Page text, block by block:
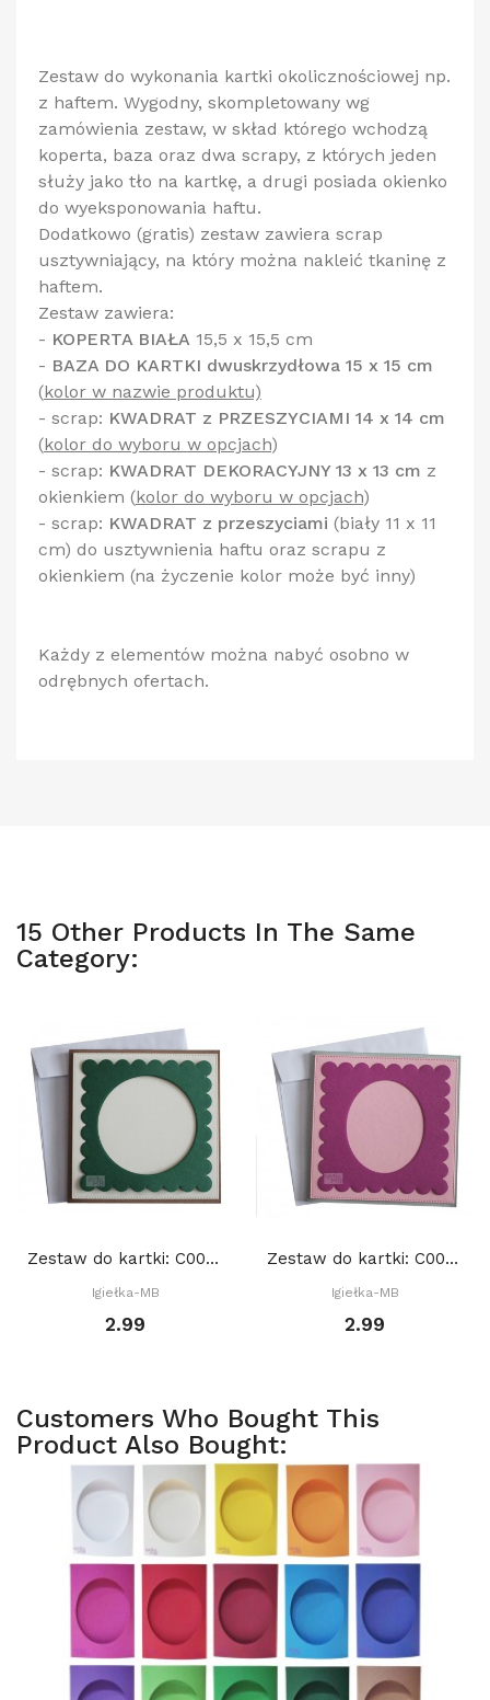
Zestaw do wykonania kartki okolicznościowej np.
z haftem. Wygodny, skompletowany wg
zamówienia zestaw, w skład którego wchodzą
koperta, baza oraz dwa scrapy, z których jeden
służy jako tło na kartkę, a drugi posiada okienko
do wyeksponowania haftu.
Dodatkowo (gratis) zestaw zawiera scrap
usztywniający, na który można nakleić tkaninę z
haftem.
Zestaw zawiera:
- KOPERTA BIAŁA 15,5 x 15,5 cm
- BAZA DO KARTKI dwuskrzydłowa 15 x 15 cm
(kolor w nazwie produktu)
- scrap: KWADRAT z PRZESZYCIAMI 14 x 14 cm
(kolor do wyboru w opcjach)
- scrap: KWADRAT DEKORACYJNY 13 x 13 cm z
okienkiem (kolor do wyboru w opcjach)
- scrap: KWADRAT z przeszyciami (biały 11 x 11
cm) do usztywnienia haftu oraz scrapu z
okienkiem (na życzenie kolor może być inny)
Każdy z elementów można nabyć osobno w
odrębnych ofertach.
15 Other Products In The Same
Category:
Zestaw do kartki: C001 S10a, Baza 15x15 cm: Szara
Igiełka-MB
2.99
Zestaw do kartki: C003 S10c, Baza 15x15 cm:...
Igiełka-MB
2.99
Customers Who Bought This
Product Also Bought: